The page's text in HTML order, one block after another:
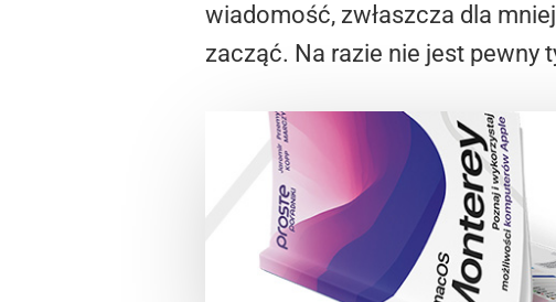
wiadomość, zwłaszcza dla
zacząć. Na razie nie jest pewny